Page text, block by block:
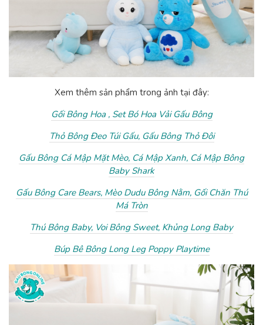
Xem thêm sản phẩm trong ảnh tại đây:
Gối Bông Hoa , Set Bó Hoa Vải Gấu Bông
Thỏ Bông Đeo Túi Gấu, Gấu Bông Thỏ Đôi
Gấu Bông Cá Mập Mặt Mèo, Cá Mập Xanh, Cá Mập Bông
Baby Shark
Gấu Bông Care Bears, Mèo Dudu Bông Nằm, Gối Chăn Thú
Má Tròn
Thú Bông Baby, Voi Bông Sweet, Khủng Long Baby
Búp Bê Bông Long Leg Poppy Playtime